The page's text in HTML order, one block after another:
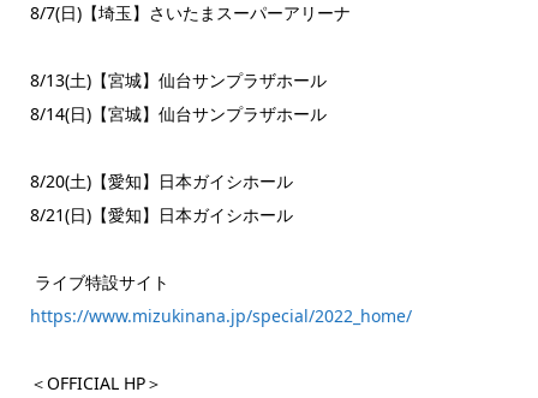
8/7(日)【埼玉】さいたまスーパーアリーナ
8/13(土)【宮城】仙台サンプラザホール
8/14(日)【宮城】仙台サンプラザホール
8/20(土)【愛知】日本ガイシホール
8/21(日)【愛知】日本ガイシホール
ライブ特設サイト
https://www.mizukinana.jp/special/2022_home/
＜OFFICIAL HP＞